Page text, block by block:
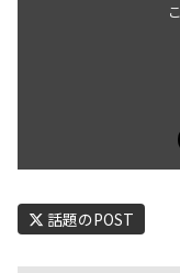
話題のPOST